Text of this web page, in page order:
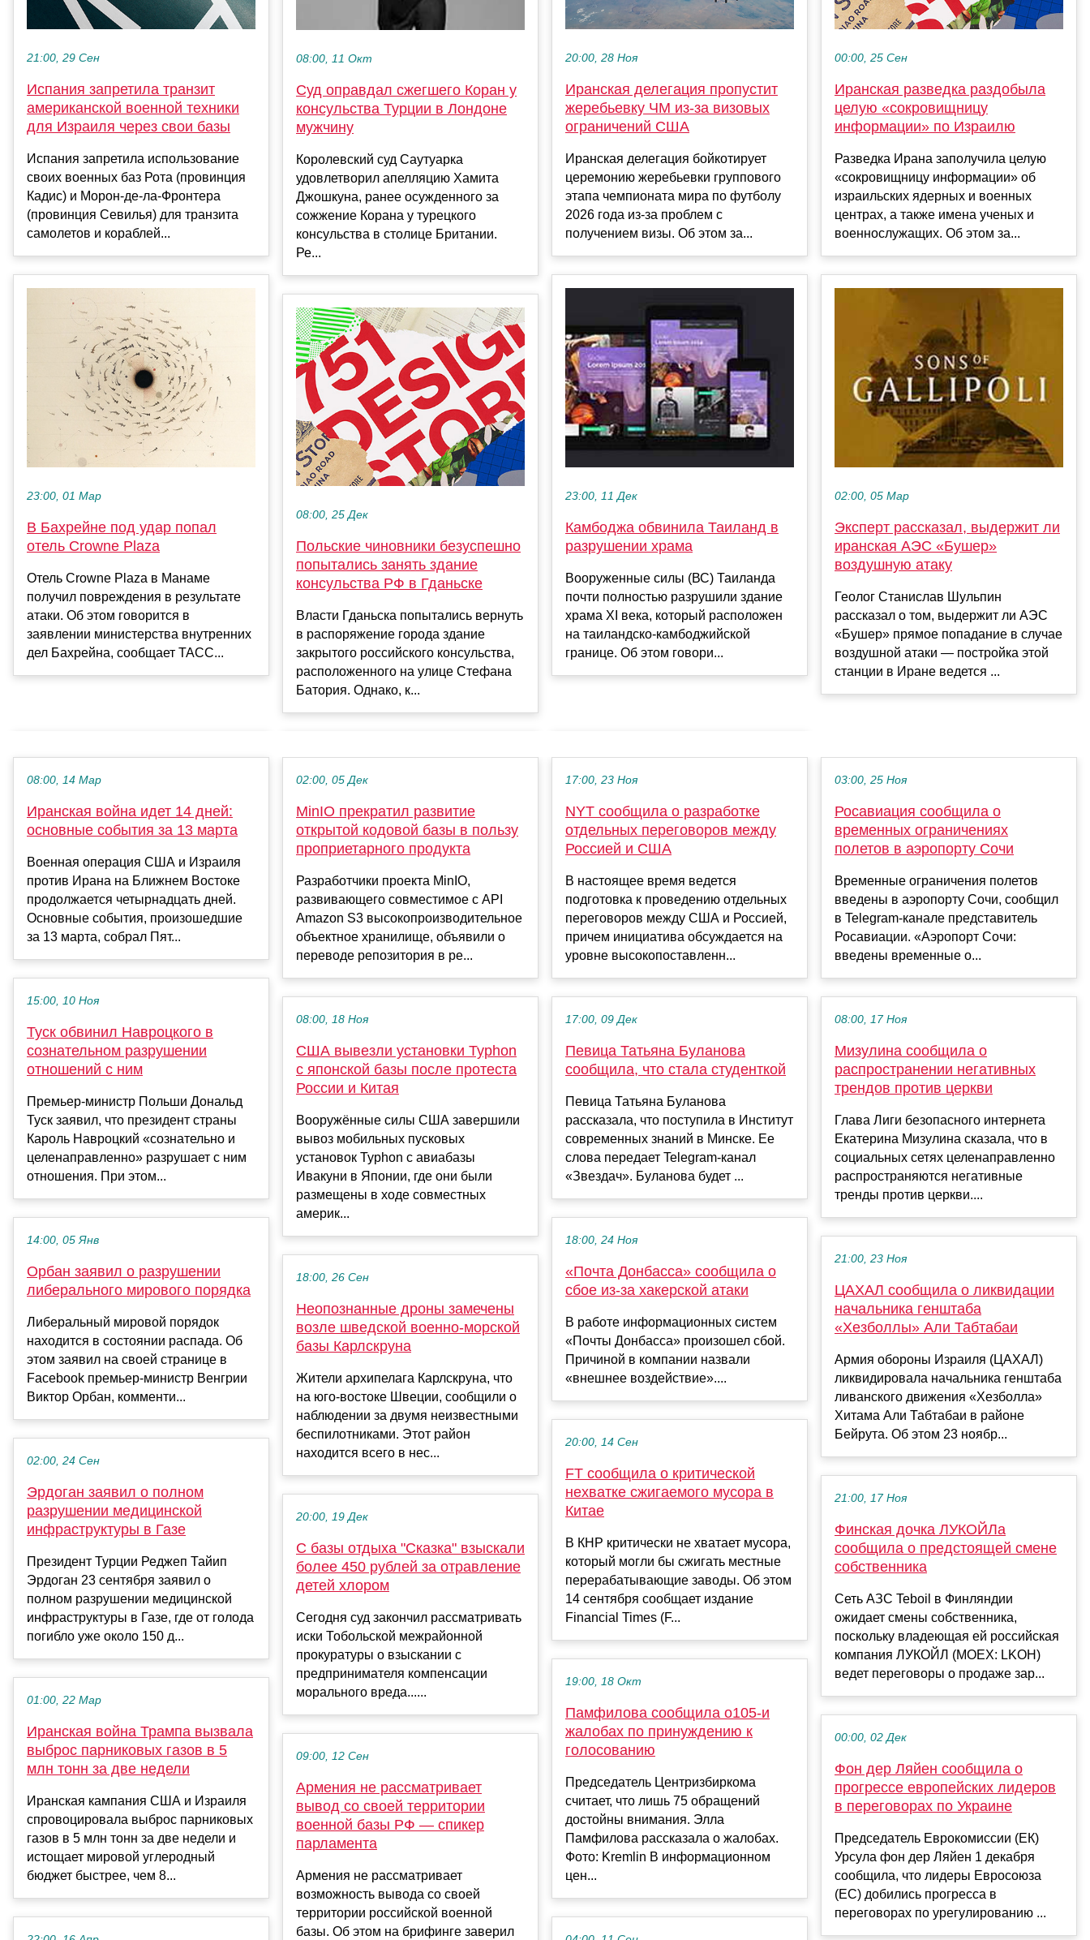
21:00, 29 Сен
Испания запретила транзит
американской военной техники
для Израиля через свои базы
Испания запретила использование
своих военных баз Рота (провинция
Кадис) и Морон-де-ла-Фронтера
(провинция Севилья) для транзита
самолетов и кораблей...
23:00, 01 Мар
В Бахрейне под удар попал
отель Crowne Plaza
Отель Crowne Plaza в Манаме
получил повреждения в результате
атаки. Об этом говорится в
заявлении министерства внутренних
дел Бахрейна, сообщает ТАСС...
08:00, 11 Окт
Суд оправдал сжегшего Коран у
консульства Турции в Лондоне
мужчину
Королевский суд Саутуарка
удовлетворил апелляцию Хамита
Джошкуна, ранее осужденного за
сожжение Корана у турецкого
консульства в столице Британии.
Ре...
08:00, 25 Дек
Польские чиновники безуспешно
попытались занять здание
консульства РФ в Гданьске
Власти Гданьска попытались вернуть
в распоряжение города здание
закрытого российского консульства,
расположенного на улице Стефана
Батория. Однако, к...
20:00, 28 Ноя
Иранская делегация пропустит
жеребьевку ЧМ из-за визовых
ограничений США
Иранская делегация бойкотирует
церемонию жеребьевки группового
этапа чемпионата мира по футболу
2026 года из-за проблем с
получением визы. Об этом за...
23:00, 11 Дек
Камбоджа обвинила Таиланд в
разрушении храма
Вооруженные силы (ВС) Таиланда
почти полностью разрушили здание
храма XI века, который расположен
на таиландско-камбоджийской
границе. Об этом говори...
00:00, 25 Сен
Иранская разведка раздобыла
целую «сокровищницу
информации» по Израилю
Разведка Ирана заполучила целую
«сокровищницу информации» об
израильских ядерных и военных
центрах, а также имена ученых и
военнослужащих. Об этом за...
02:00, 05 Мар
Эксперт рассказал, выдержит ли
иранская АЭС «Бушер»
воздушную атаку
Геолог Станислав Шульпин
рассказал о том, выдержит ли АЭС
«Бушер» прямое попадание в случае
воздушной атаки — постройка этой
станции в Иране ведется ...
08:00, 14 Мар
Иранская война идет 14 дней:
основные события за 13 марта
Военная операция США и Израиля
против Ирана на Ближнем Востоке
продолжается четырнадцать дней.
Основные события, произошедшие
за 13 марта, собрал Пят...
15:00, 10 Ноя
Туск обвинил Навроцкого в
сознательном разрушении
отношений с ним
Премьер-министр Польши Дональд
Туск заявил, что президент страны
Кароль Навроцкий «сознательно и
целенаправленно» разрушает с ним
отношения. При этом...
14:00, 05 Янв
Орбан заявил о разрушении
либерального мирового порядка
Либеральный мировой порядок
находится в состоянии распада. Об
этом заявил на своей странице в
Facebook премьер-министр Венгрии
Виктор Орбан, комменти...
02:00, 24 Сен
Эрдоган заявил о полном
разрушении медицинской
инфраструктуры в Газе
Президент Турции Реджеп Тайип
Эрдоган 23 сентября заявил о
полном разрушении медицинской
инфраструктуры в Газе, где от голода
погибло уже около 150 д...
01:00, 22 Мар
Иранская война Трампа вызвала
выброс парниковых газов в 5
млн тонн за две недели
Иранская кампания США и Израиля
спровоцировала выброс парниковых
газов в 5 млн тонн за две недели и
истощает мировой углеродный
бюджет быстрее, чем 8...
02:00, 05 Дек
MinIO прекратил развитие
открытой кодовой базы в пользу
проприетарного продукта
Разработчики проекта MinIO,
развивающего совместимое с API
Amazon S3 высокопроизводительное
объектное хранилище, объявили о
переводе репозитория в ре...
08:00, 18 Ноя
США вывезли установки Typhon
с японской базы после протеста
России и Китая
Вооружённые силы США завершили
вывоз мобильных пусковых
установок Typhon с авиабазы
Ивакуни в Японии, где они были
размещены в ходе совместных
америк...
18:00, 26 Сен
Неопознанные дроны замечены
возле шведской военно-морской
базы Карлскруна
Жители архипелага Карлскруна, что
на юго-востоке Швеции, сообщили о
наблюдении за двумя неизвестными
беспилотниками. Этот район
находится всего в нес...
20:00, 19 Дек
С базы отдыха "Сказка" взыскали
более 450 рублей за отравление
детей хлором
Сегодня суд закончил рассматривать
иски Тобольской межрайонной
прокуратуры о взыскании с
предпринимателя компенсации
морального вреда......
09:00, 12 Сен
Армения не рассматривает
вывод со своей территории
военной базы РФ — спикер
парламента
Армения не рассматривает
возможность вывода со своей
территории российской военной
базы. Об этом на брифинге заверил
17:00, 23 Ноя
NYT сообщила о разработке
отдельных переговоров между
Россией и США
В настоящее время ведется
подготовка к проведению отдельных
переговоров между США и Россией,
причем инициатива обсуждается на
уровне высокопоставленн...
17:00, 09 Дек
Певица Татьяна Буланова
сообщила, что стала студенткой
Певица Татьяна Буланова
рассказала, что поступила в Институт
современных знаний в Минске. Ее
слова передает Telegram-канал
«Звездач». Буланова будет ...
18:00, 24 Ноя
«Почта Донбасса» сообщила о
сбое из-за хакерской атаки
В работе информационных систем
«Почты Донбасса» произошел сбой.
Причиной в компании назвали
«внешнее воздействие»....
20:00, 14 Сен
FT сообщила о критической
нехватке сжигаемого мусора в
Китае
В КНР критически не хватает мусора,
который могли бы сжигать местные
перерабатывающие заводы. Об этом
14 сентября сообщает издание
Financial Times (F...
19:00, 18 Окт
Памфилова сообщила о105-и
жалобах по принуждению к
голосованию
Председатель Центризбиркома
считает, что лишь 75 обращений
достойны внимания. Элла
Памфилова рассказала о жалобах.
Фото: Kremlin В информационном
цен...
03:00, 25 Ноя
Росавиация сообщила о
временных ограничениях
полетов в аэропорту Сочи
Временные ограничения полетов
введены в аэропорту Сочи, сообщил
в Telegram-канале представитель
Росавиации. «Аэропорт Сочи:
введены временные о...
08:00, 17 Ноя
Мизулина сообщила о
распространении негативных
трендов против церкви
Глава Лиги безопасного интернета
Екатерина Мизулина сказала, что в
социальных сетях целенаправленно
распространяются негативные
тренды против церкви....
21:00, 23 Ноя
ЦАХАЛ сообщила о ликвидации
начальника генштаба
«Хезболлы» Али Табтабаи
Армия обороны Израиля (ЦАХАЛ)
ликвидировала начальника генштаба
ливанского движения «Хезболла»
Хитама Али Табтабаи в районе
Бейрута. Об этом 23 ноябр...
21:00, 17 Ноя
Финская дочка ЛУКОЙЛа
сообщила о предстоящей смене
собственника
Сеть АЗС Teboil в Финляндии
ожидает смены собственника,
поскольку владеющая ей российская
компания ЛУКОЙЛ (MOEX: LKOH)
ведет переговоры о продаже зар...
00:00, 02 Дек
Фон дер Ляйен сообщила о
прогрессе европейских лидеров
в переговорах по Украине
Председатель Еврокомиссии (ЕК)
Урсула фон дер Ляйен 1 декабря
сообщила, что лидеры Евросоюза
(ЕС) добились прогресса в
переговорах по урегулированию ...